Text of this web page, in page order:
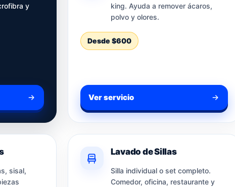
y
king. Ayuda a remover ácaros,
polvo y olores.
Desde $600
Ver servicio
sisal,
Lavado de Sillas
Silla individual o set completo.
Comedor, oficina, restaurante y